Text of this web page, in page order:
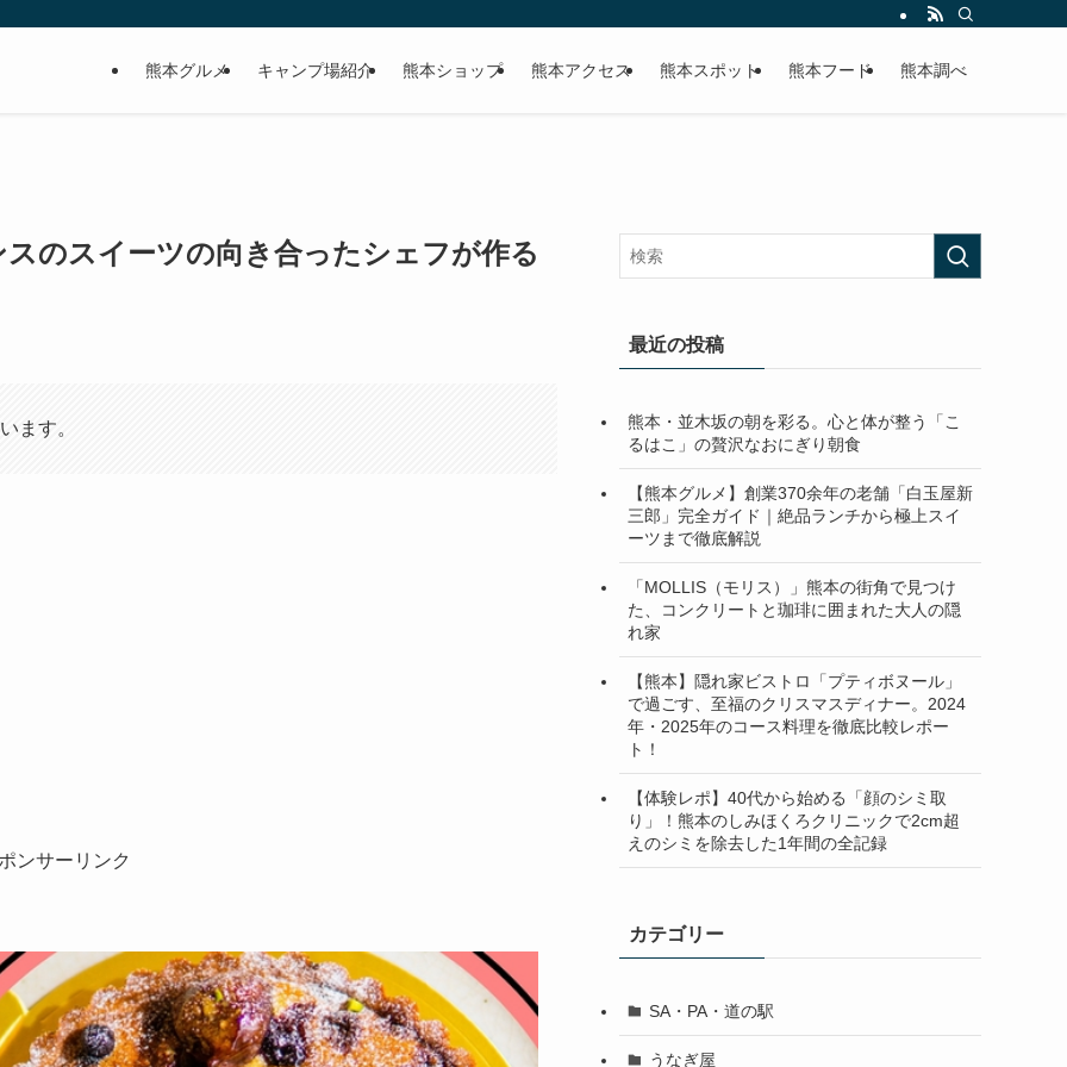
熊本グルメ キャンプ場紹介 熊本ショップ 熊本アクセス 熊本スポット 熊本フード 熊本調べ
のスイーツの向き合ったシェフが作る
ます。
ンサーリンク
最近の投稿
熊本・並木坂の朝を彩る。心と体が整う「こ
るはこ」の贅沢なおにぎり朝食
【熊本グルメ】創業370余年の老舗「白玉屋新
三郎」完全ガイド｜絶品ランチから極上スイ
ーツまで徹底解説
「MOLLIS（モリス）」熊本の街角で見つけ
た、コンクリートと珈琲に囲まれた大人の隠
れ家
【熊本】隠れ家ビストロ「プティボヌール」
で過ごす、至福のクリスマスディナー。2024
年・2025年のコース料理を徹底比較レポー
ト！
【体験レポ】40代から始める「顔のシミ取
り」！熊本のしみほくろクリニックで2cm超
えのシミを除去した1年間の全記録
カテゴリー
SA・PA・道の駅
うなぎ屋